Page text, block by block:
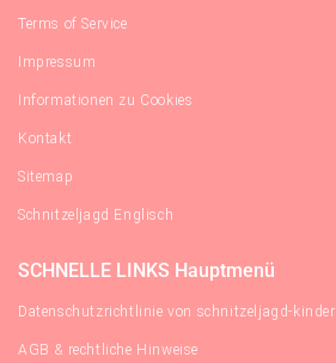
Terms of Service
Impressum
Informationen zu Cookies
Kontakt
Sitemap
Schnitzeljagd Englisch
SCHNELLE LINKS Hauptmenü
Datenschutzrichtlinie von schnitzeljagd-kinder
AGB & rechtliche Hinweise